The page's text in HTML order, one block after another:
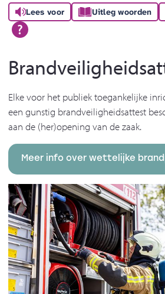
Lees voor Uitleg woorden
Elke voor het publiek toegankelijke
een gunstig brandveiligheidsattest
aan de (her)opening van de zaak.
Meer info over wettelijke